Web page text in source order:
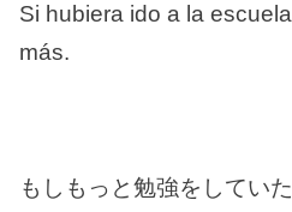
Si hubiera ido a la
más.
もしもっと勉強をしてい